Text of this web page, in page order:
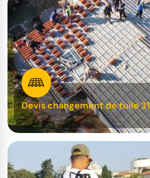
Devis changement de tuile 31